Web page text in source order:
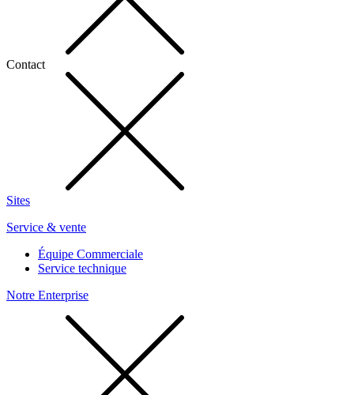
Contact
Sites
Service & vente
Équipe Commerciale
Service technique
Notre Enterprise